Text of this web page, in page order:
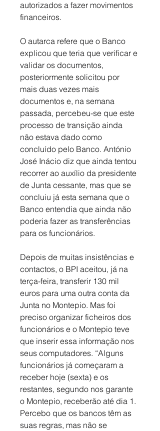
autorizados a fazer movimentos
financeiros.
O autarca refere que o Banco
explicou que teria que verificar e
validar os documentos,
posteriormente solicitou por
mais duas vezes mais
documentos e, na semana
passada, percebeu-se que este
processo de transição ainda
não estava dado como
concluído pelo Banco. António
José Inácio diz que ainda tentou
recorrer ao auxílio da presidente
de Junta cessante, mas que se
concluiu já esta semana que o
Banco entendia que ainda não
poderia fazer as transferências
para os funcionários.
Depois de muitas insistências e
contactos, o BPI aceitou, já na
terça-feira, transferir 130 mil
euros para uma outra conta da
Junta no Montepio. Mas foi
preciso organizar ficheiros dos
funcionários e o Montepio teve
que inserir essa informação nos
seus computadores. “Alguns
funcionários já começaram a
receber hoje (sexta) e os
restantes, segundo nos garante
o Montepio, receberão até dia 1.
Percebo que os bancos têm as
suas regras, mas não se